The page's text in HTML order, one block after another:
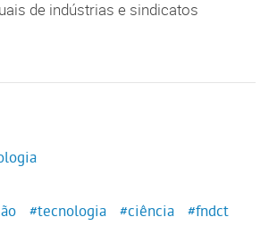
de indústrias e sindicatos
#tecnologia #ciência #fndct